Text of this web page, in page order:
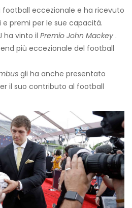
eccezionale e ha ricevuto
premi per le sue capacità.
ha vinto il Premio John Mackey .
più eccezionale del football
gli ha anche presentato
il suo contributo al football